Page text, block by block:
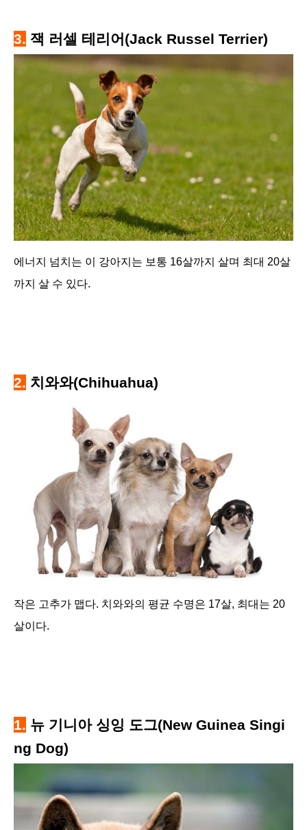
3. 잭 러셀 테리어(Jack Russel Terrier)
에너지 넘치는 이 강아지는 보통 16살까지 살며 최대 20살
까지 살 수 있다.
2. 치와와(Chihuahua)
작은 고추가 맵다. 치와와의 평균 수명은 17살, 최대는 20
살이다.
1. 뉴 기니아 싱잉 도그(New Guinea Singi
ng Dog)